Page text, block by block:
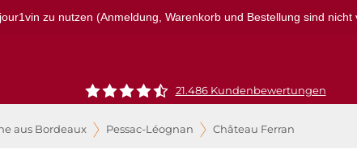
zu nutzen (Anmeldung, Warenkorb und Bestellung sind nicht
21.486 Kundenbewertungen
aus Bordeaux Pessac-Léognan Château Ferran